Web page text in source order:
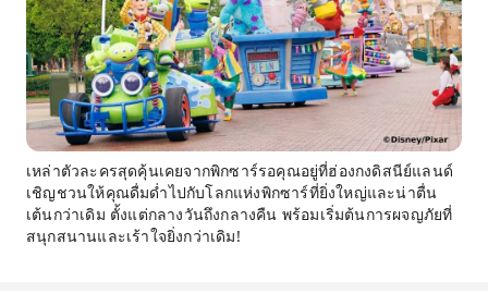
เหล่าตัวละครสุดคุ้นเคยจากพิกซาร์รอคุณอยู่ที่ฮ่องกงดิสนีย์แลนด์
เชิญชวนให้คุณดื่มด่ำไปกับโลกแห่งพิกซาร์ที่ยิ่งใหญ่และน่าตื่น
เต้นกว่าเดิม ตั้งแต่กลางวันถึงกลางคืน พร้อมเริ่มต้นการผจญภัยที่
สนุกสนานและเร้าใจยิ่งกว่าเดิม!